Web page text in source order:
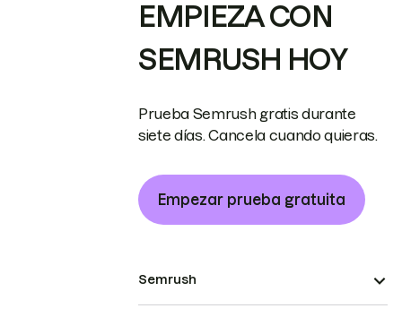
EMPIEZA CON
SEMRUSH HOY
Prueba Semrush gratis durante
siete días. Cancela cuando quieras.
Empezar prueba gratuita
Semrush